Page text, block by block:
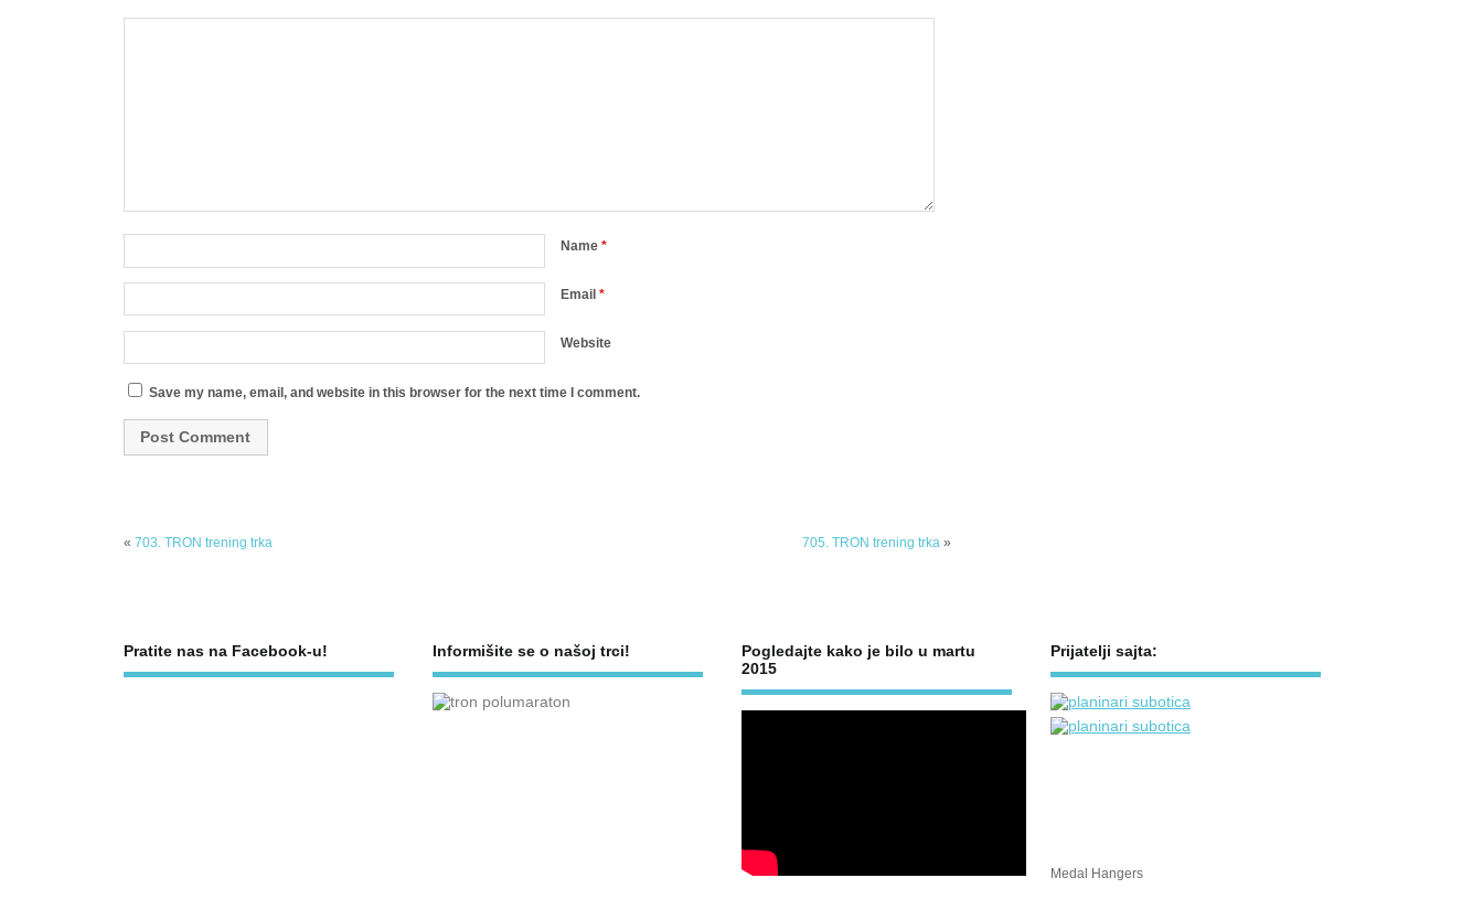
Name *
Email *
Website
Save my name, email, and website in this browser for the next time I comment.
« 703. TRON trening trka 705. TRON trening trka »
Pratite nas na Facebook-u! Informišite se o našoj trci!
Pogledajte kako je bilo u martu
2015
Prijatelji sajta:
Medal Hangers